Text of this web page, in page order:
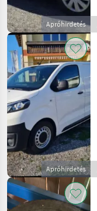
Apróhirdetés
Apróhirdetés